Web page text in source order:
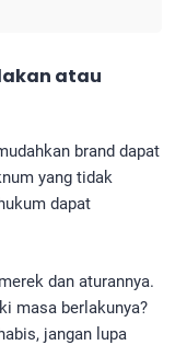
atau
brand dapat
yang tidak
dapat
dan aturannya.
masa berlakunya?
jangan lupa